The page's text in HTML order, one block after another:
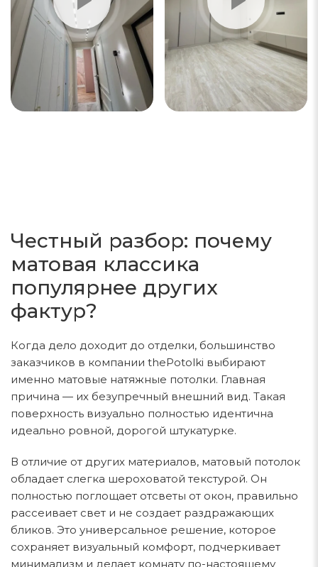
Честный разбор: почему
матовая классика
популярнее других
фактур?
Когда дело доходит до отделки, большинство
заказчиков в компании thePotolki выбирают
именно матовые натяжные потолки. Главная
причина — их безупречный внешний вид. Такая
поверхность визуально полностью идентична
идеально ровной, дорогой штукатурке.
В отличие от других материалов, матовый потолок
обладает слегка шероховатой текстурой. Он
полностью поглощает отсветы от окон, правильно
рассеивает свет и не создает раздражающих
бликов. Это универсальное решение, которое
сохраняет визуальный комфорт, подчеркивает
минимализм и делает комнату по-настоящему